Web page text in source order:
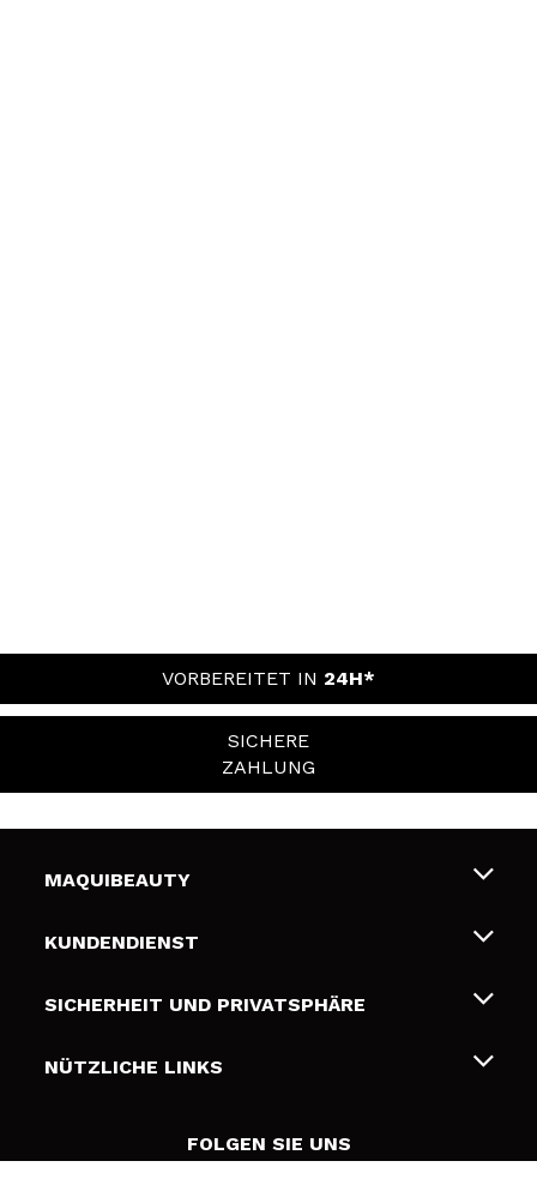
VORBEREITET IN 24H*
SICHERE
ZAHLUNG
MAQUIBEAUTY
Über uns
Geschenkkarten
KUNDENDIENST
Liefer- und Versandkosten
Zahlung
SICHERHEIT UND PRIVATSPHÄRE
Bedingungen und Datenschutz
Online Streitschlichtung (ODR)
NÜTZLICHE LINKS
FOLGEN SIE UNS